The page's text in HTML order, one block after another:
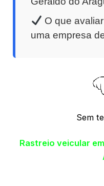
O que
uma empresa
Sem
Rastreio veicular